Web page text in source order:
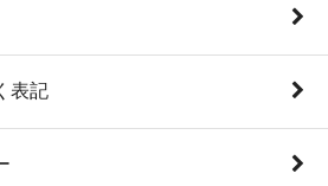
表記